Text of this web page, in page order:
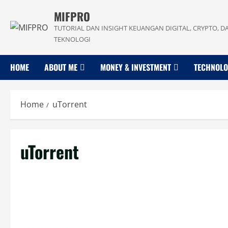
content
MIFPRO
TUTORIAL DAN INSIGHT KEUANGAN DIGITAL, CRYPTO,
TEKNOLOGI
HOME ABOUT ME MONEY & INVESTMENT
Home uTorrent
uTorrent